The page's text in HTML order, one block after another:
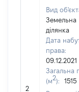
2
Вид
Земельна
ділянка
Дата
права:
09.12.2021
Загальна
(м2):
1515